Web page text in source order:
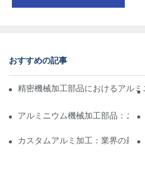
おすすめの記事
精密機械加工部品におけるアル
アルミニウム機械加工部品：ニ
カスタムアルミ加工：業界の最